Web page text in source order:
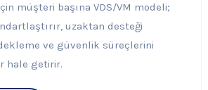
müşteri başına VDS/VM modeli;
uzaktan desteği
ve güvenlik süreçlerini
hale getirir.